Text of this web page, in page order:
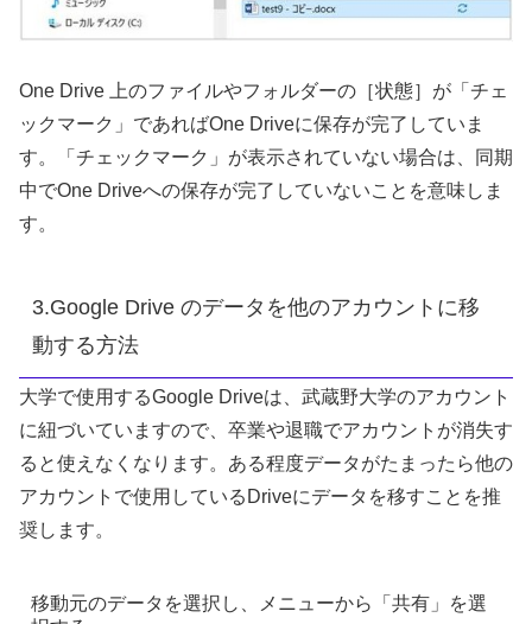
One Drive 上のファイルやフォルダーの［状態］が「チェ
ックマーク」であればOne Driveに保存が完了していま
す。「チェックマーク」が表示されていない場合は、同期
中でOne Driveへの保存が完了していないことを意味しま
す。
3.Google Drive のデータを他のアカウントに移
動する方法
大学で使用するGoogle Driveは、武蔵野大学のアカウント
に紐づいていますので、卒業や退職でアカウントが消失す
ると使えなくなります。ある程度データがたまったら他の
アカウントで使用しているDriveにデータを移すことを推
奨します。
移動元のデータを選択し、メニューから「共有」を選